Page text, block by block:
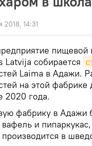
2018, 14:31
Latvija собирается
Laima в Адажи.
на этой
2020 года.
фабрику в Адажи
и
в